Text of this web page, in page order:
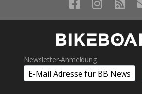
Newsletter-Anmeldung